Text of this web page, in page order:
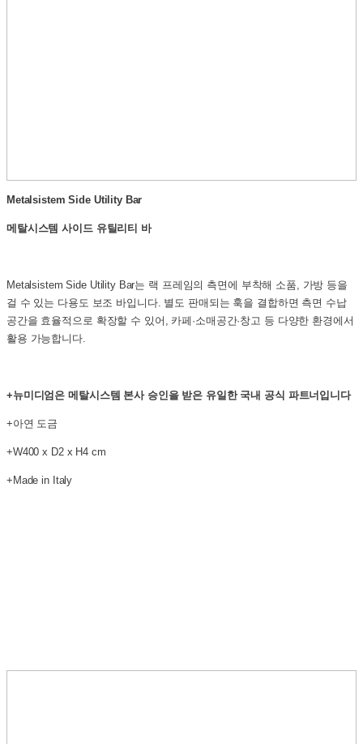
Metalsistem Side Utility Bar
메탈시스템 사이드 유틸리티 바
Metalsistem Side Utility Bar는 랙 프레임의 측면에 부착해 소품, 가방 등을
걸 수 있는 다용도 보조 바입니다. 별도 판매되는 훅을 결합하면 측면 수납
공간을 효율적으로 확장할 수 있어, 카페·소매공간·창고 등 다양한 환경에서
활용 가능합니다.
+뉴미디엄은 메탈시스템 본사 승인을 받은 유일한 국내 공식 파트너입니다
+아연 도금
+W400 x D2 x H4 cm
+Made in Italy